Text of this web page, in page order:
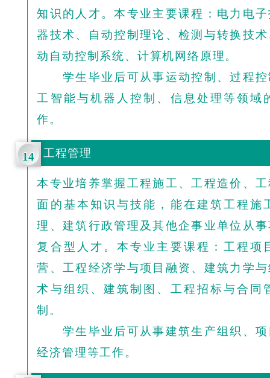
知识的人才。本专业主要课程：电力电
器技术、自动控制理论、检测与转换技
动自动控制系统、计算机网络原理。
学生毕业后可从事运动控制、过程控
工智能与机器人控制、信息处理等领域
作。
14 工程管理
本专业培养掌握工程施工、工程造价、
面的基本知识与技能，能在建筑工程施
理、建筑行政管理及其他企事业单位从
复合型人才。本专业主要课程：工程项
营、工程经济学与项目融资、建筑力学
术与组织、建筑制图、工程招标与合同
制。
学生毕业后可从事建筑生产组织、项
经济管理等工作。